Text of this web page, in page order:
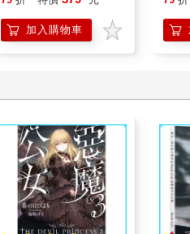
加入購物車